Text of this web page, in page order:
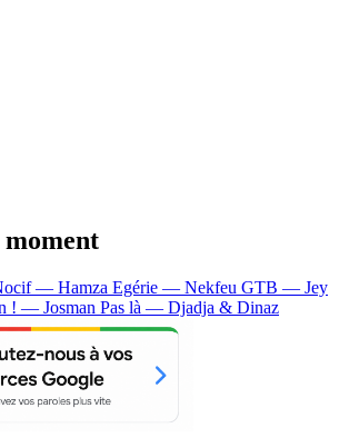
moment
— Hamza Egérie — Nekfeu GTB — Jey
! — Josman Pas là — Djadja & Dinaz